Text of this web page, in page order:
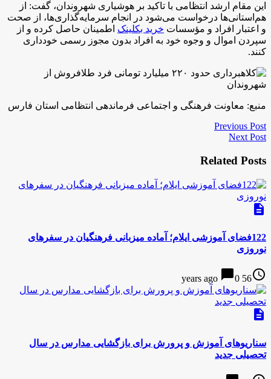
این مقام ارشد انتظامی با تاکید بر هوشیاری شهروندان، گفت: از
هم‌استانی‌ها درخواست می‌شود در انجام سرمایه‌گذاری‌ها، از صحت
و اعتبار افراد و مؤسسات خرید بکلینک اطمینان حاصل کرده و از
سپردن اموال و وجوه خود به افراد بدون مجوز رسمی خودداری
کنند.
منبع: معاونت فرهنگی و اجتماعی فرماندهی انتظامی استان فارس
Previous Post
Next Post
Related Posts
description
122فضای آموزشی ایلام؛ آماده میزبانی فرهنگیان در سفرهای
نوروزی
access_time
56 years ago
chat_bubble0
description
سناریو‌های آموزش و پرورش برای بازگشایی مدارس در سال
تحصیلی جدید